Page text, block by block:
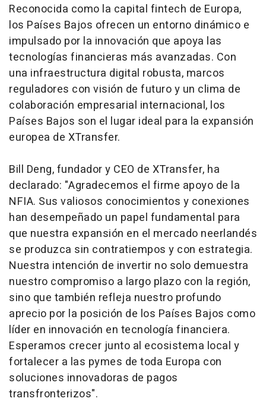
Reconocida como la capital fintech de Europa,
los Países Bajos ofrecen un entorno dinámico e
impulsado por la innovación que apoya las
tecnologías financieras más avanzadas. Con
una infraestructura digital robusta, marcos
reguladores con visión de futuro y un clima de
colaboración empresarial internacional, los
Países Bajos son el lugar ideal para la expansión
europea de XTransfer.
Bill Deng, fundador y CEO de XTransfer, ha
declarado: "Agradecemos el firme apoyo de la
NFIA. Sus valiosos conocimientos y conexiones
han desempeñado un papel fundamental para
que nuestra expansión en el mercado neerlandés
se produzca sin contratiempos y con estrategia.
Nuestra intención de invertir no solo demuestra
nuestro compromiso a largo plazo con la región,
sino que también refleja nuestro profundo
aprecio por la posición de los Países Bajos como
líder en innovación en tecnología financiera.
Esperamos crecer junto al ecosistema local y
fortalecer a las pymes de toda Europa con
soluciones innovadoras de pagos
transfronterizos".